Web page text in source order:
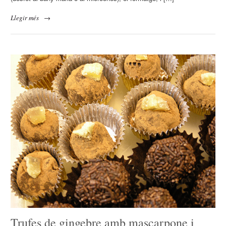
Llegir més →
Trufes de gingebre amb mascarpone i